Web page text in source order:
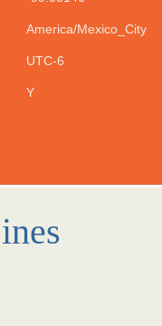
America/Mexico_City
UTC-6
Y